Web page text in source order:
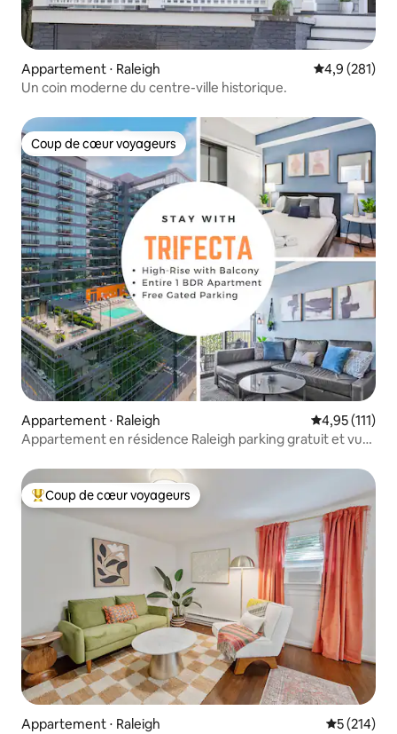
Appartement ⋅ Raleigh Évaluation
4,9 (281)
Un coin moderne du centre-ville historique.
Coup de cœur voyageurs
Coup de cœur voyageurs
Appartement ⋅ Raleigh Évaluation
4,95 (111)
Appartement en résidence Raleigh parking gratuit et vue
Coups de cœur voyageurs les plus appréciés
Coup de cœur voyageurs
Appartement ⋅ Raleigh Évaluation
5 (214)